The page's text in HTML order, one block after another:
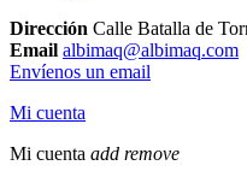
Dirección Calle Batalla de
Email albimaq@albimaq.com
Envíenos un email
Mi cuenta
Mi cuenta add remove